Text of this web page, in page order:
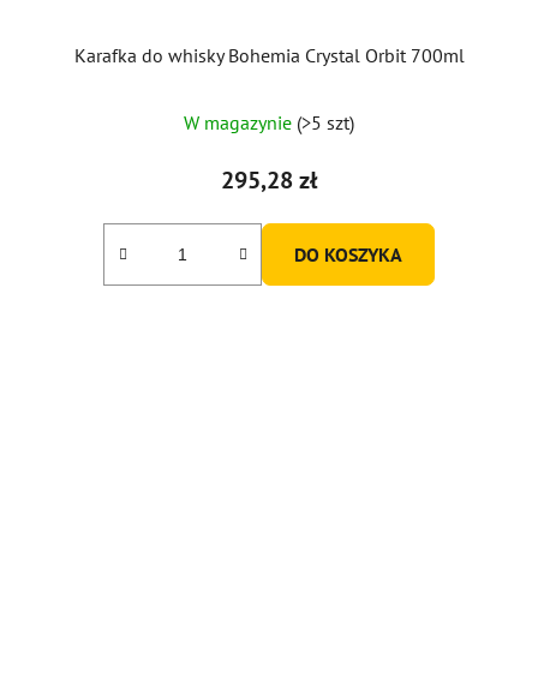
Karafka do whisky Bohemia Crystal Orbit 700ml
W magazynie (>5 szt)
295,28 zł
DO KOSZYKA